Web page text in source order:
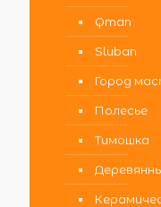
Qman
Sluban
Город
Полесье
Тимошка